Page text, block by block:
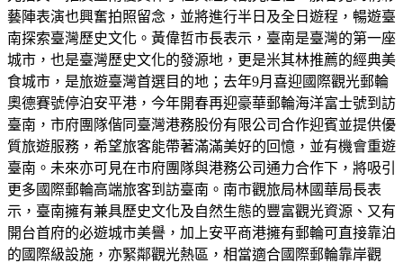
藝陣表演也興奮拍照留念，並將進行半日及全日遊程，暢遊臺
南探索臺灣歷史文化。黃偉哲市長表示，臺南是臺灣的第一座
城市，也是臺灣歷史文化的發源地，更是米其林推薦的經典美
食城市，是旅遊臺灣首選目的地；去年9月喜迎國際觀光郵輪
奧德賽號停泊安平港，今年開春再迎豪華郵輪海洋富士號到訪
臺南，市府團隊偕同臺灣港務股份有限公司合作迎賓並提供優
質旅遊服務，希望旅客能帶著滿滿美好的回憶，並有機會重遊
臺南。未來亦可見在市府團隊與港務公司通力合作下，將吸引
更多國際郵輪高端旅客到訪臺南。南市觀旅局林國華局長表
示，臺南擁有兼具歷史文化及自然生態的豐富觀光資源、又有
開台首府的必遊城市美譽，加上安平商港擁有郵輪可直接靠泊
的國際級設施，亦緊鄰觀光熱區，相當適合國際郵輪靠岸觀